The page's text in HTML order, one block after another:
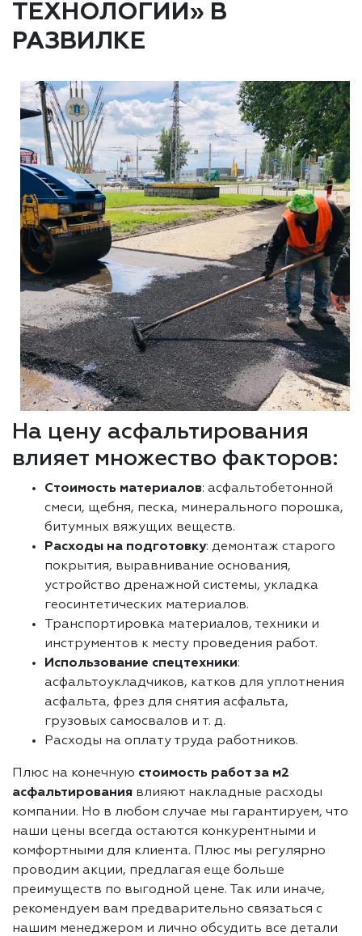
ТЕХНОЛОГИИ» В
РАЗВИЛКЕ
На цену асфальтирования
влияет множество факторов:
Стоимость материалов: асфальтобетонной
смеси, щебня, песка, минерального порошка,
битумных вяжущих веществ.
Расходы на подготовку: демонтаж старого
покрытия, выравнивание основания,
устройство дренажной системы, укладка
геосинтетических материалов.
Транспортировка материалов, техники и
инструментов к месту проведения работ.
Использование спецтехники:
асфальтоукладчиков, катков для уплотнения
асфальта, фрез для снятия асфальта,
грузовых самосвалов и т. д.
Расходы на оплату труда работников.
Плюс на конечную стоимость работ за м2
асфальтирования влияют накладные расходы
компании. Но в любом случае мы гарантируем, что
наши цены всегда остаются конкурентными и
комфортными для клиента. Плюс мы регулярно
проводим акции, предлагая еще больше
преимуществ по выгодной цене. Так или иначе,
рекомендуем вам предварительно связаться с
нашим менеджером и лично обсудить все детали